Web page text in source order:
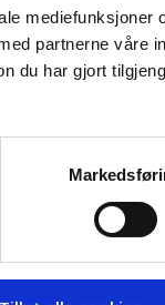
mediefunksjoner
partnerne våre
du har gjort